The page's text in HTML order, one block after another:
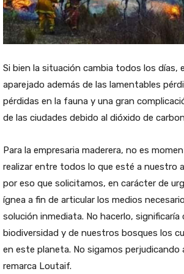
Si bien la situación cambia todos los días,
aparejado además de las lamentables
pérdidas en la fauna y una gran
de las ciudades debido al dióxido de
Para la empresaria maderera, no es
realizar entre todos lo que esté a nuestro
por eso que solicitamos, en carácter de
ígnea a fin de articular los medios
solución inmediata. No hacerlo,
biodiversidad y de nuestros bosques los
en este planeta. No sigamos perjudicando
remarca Loutaif.